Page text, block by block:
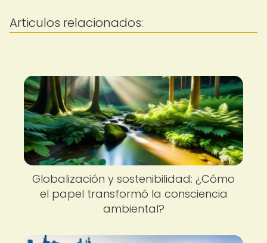
Articulos relacionados:
Globalización y sostenibilidad: ¿Cómo
el papel transformó la consciencia
ambiental?